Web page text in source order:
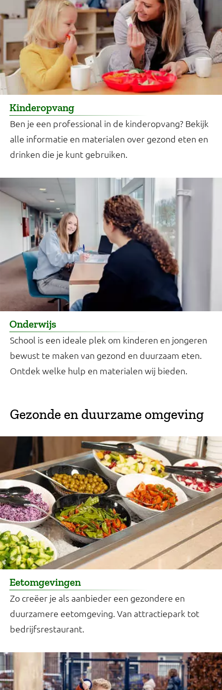
Kinderopvang
Ben je een professional in de kinderopvang? Bekijk
alle informatie en materialen over gezond eten en
drinken die je kunt gebruiken.
Onderwijs
School is een ideale plek om kinderen en jongeren
bewust te maken van gezond en duurzaam eten.
Ontdek welke hulp en materialen wij bieden.
Gezonde en duurzame omgeving
Eetomgevingen
Zo creëer je als aanbieder een gezondere en
duurzamere eetomgeving. Van attractiepark tot
bedrijfsrestaurant.